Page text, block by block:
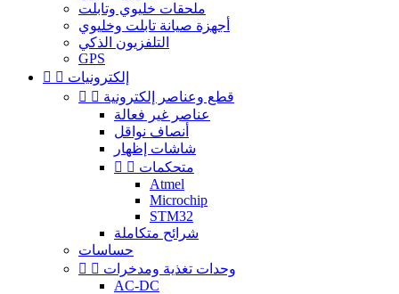
ملحقات خليوي وتابلت
أجهزة صيانة تابلت وخليوي
التلفزيون الذكي
GPS
  إلكترونيات
  قطع وعناصر إلكترونية
عناصر غير فعالة
أنصاف نواقل
شاشات إظهار
  متحكمات
Atmel
Microchip
STM32
شرائح متكاملة
حساسات
  وحدات تغذية ومدخرات
AC-DC